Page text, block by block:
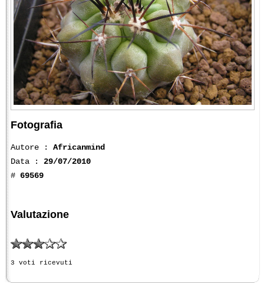
Fotografia
Autore : Africanmind
Data : 29/07/2010
# 69569
Valutazione
3 voti ricevuti